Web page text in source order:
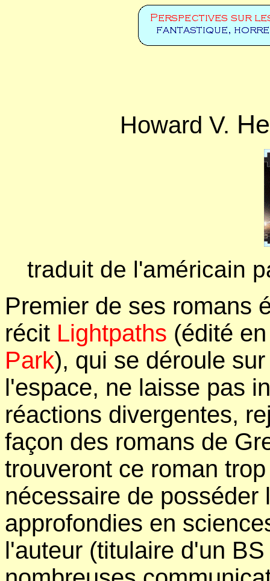
Howard V.
traduit de l'américain
Premier de ses romans
récit Lightpaths (édité
Park), qui se déroule
l'espace, ne laisse pas
réactions divergentes,
façon des romans de
trouveront ce roman
nécessaire de posséder
approfondies en
l'auteur (titulaire d'un